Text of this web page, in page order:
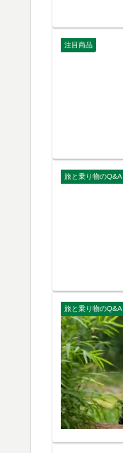
注目商品
旅と乗り物のQ&A
旅と乗り物のQ&A